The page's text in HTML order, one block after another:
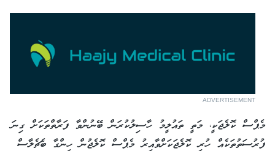
ADVERTISEMENT
މެޕްސް ކޮލެޖަކީ، މަތީ ތައުލީމު ހާސިލުކުރަން ބޭނުންވާ ފަރާތްތަކަށް ގިނަ
ފުރުސަތުތަކެއް ހުރި ކޮލެޖަކަށްވާއިރު މެޕްސް ކޮލެޖުން ހިންގާ ބެޗެލާސް